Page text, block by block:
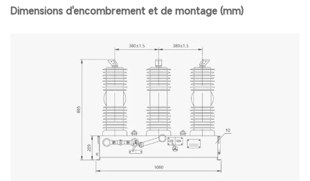
Dimensions d'encombrement et de montage (mm)